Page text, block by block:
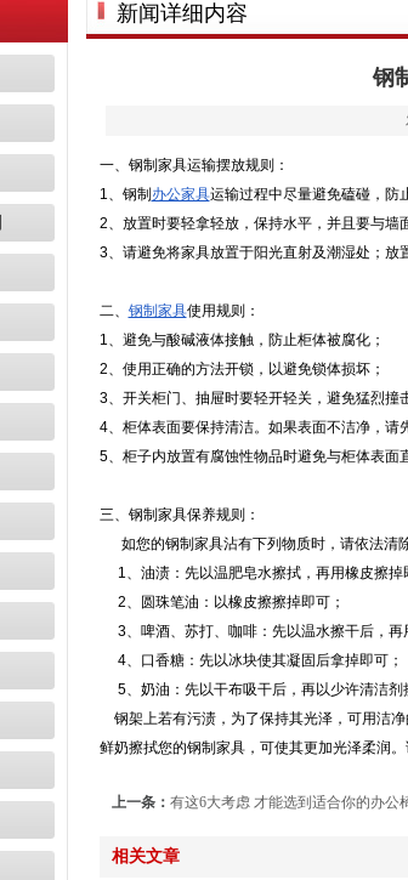
新闻详细内容
钢
一、钢制家具运输摆放规则：
1、钢制 办公家具运输过程中尽量避免磕碰，防
2、放置时要轻拿轻放，保持水平，并且要与墙
3、请避免将家具放置于阳光直射及潮湿处；放
二、 钢制家具使用规则：
1、避免与酸碱液体接触，防止柜体被腐化；
2、使用正确的方法开锁，以避免锁体损坏；
3、开关柜门、抽屉时要轻开轻关，避免猛烈撞
4、柜体表面要保持清洁。如果表面不洁净，请
5、柜子内放置有腐蚀性物品时避免与柜体表面
三、钢制家具保养规则：
如您的钢制家具沾有下列物质时，请依法清
1、油渍：先以温肥皂水擦拭，再用橡皮擦掉
2、圆珠笔油：以橡皮擦擦掉即可；
3、啤酒、苏打、咖啡：先以温水擦干后，再
4、口香糖：先以冰块使其凝固后拿掉即可；
5、奶油：先以干布吸干后，再以少许清洁剂
钢架上若有污渍，为了保持其光泽，可用洁
鲜奶擦拭您的钢制家具，可使其更加光泽柔润
上一条： 有这6大考虑 才能选到适合你的办公
相关文章